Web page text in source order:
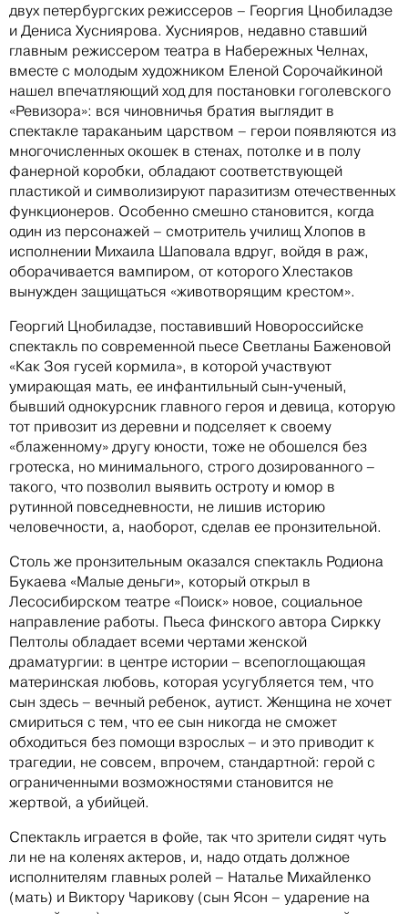
двух петербургских режиссеров – Георгия Цнобиладзе
и Дениса Хусниярова. Хуснияров, недавно ставший
главным режиссером театра в Набережных Челнах,
вместе с молодым художником Еленой Сорочайкиной
нашел впечатляющий ход для постановки гоголевского
«Ревизора»: вся чиновничья братия выглядит в
спектакле тараканьим царством – герои появляются из
многочисленных окошек в стенах, потолке и в полу
фанерной коробки, обладают соответствующей
пластикой и символизируют паразитизм отечественных
функционеров. Особенно смешно становится, когда
один из персонажей – смотритель училищ Хлопов в
исполнении Михаила Шаповала вдруг, войдя в раж,
оборачивается вампиром, от которого Хлестаков
вынужден защищаться «животворящим крестом».
Георгий Цнобиладзе, поставивший Новороссийске
спектакль по современной пьесе Светланы Баженовой
«Как Зоя гусей кормила», в которой участвуют
умирающая мать, ее инфантильный сын-ученый,
бывший однокурсник главного героя и девица, которую
тот привозит из деревни и подселяет к своему
«блаженному» другу юности, тоже не обошелся без
гротеска, но минимального, строго дозированного –
такого, что позволил выявить остроту и юмор в
рутинной повседневности, не лишив историю
человечности, а, наоборот, сделав ее пронзительной.
Столь же пронзительным оказался спектакль Родиона
Букаева «Малые деньги», который открыл в
Лесосибирском театре «Поиск» новое, социальное
направление работы. Пьеса финского автора Сиркку
Пелтолы обладает всеми чертами женской
драматургии: в центре истории – всепоглощающая
материнская любовь, которая усугубляется тем, что
сын здесь – вечный ребенок, аутист. Женщина не хочет
смириться с тем, что ее сын никогда не сможет
обходиться без помощи взрослых – и это приводит к
трагедии, не совсем, впрочем, стандартной: герой с
ограниченными возможностями становится не
жертвой, а убийцей.
Спектакль играется в фойе, так что зрители сидят чуть
ли не на коленях актеров, и, надо отдать должное
исполнителям главных ролей – Наталье Михайленко
(мать) и Виктору Чарикову (сын Ясон – ударение на